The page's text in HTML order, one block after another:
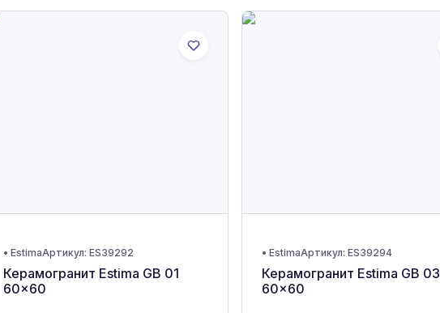
• EstimaАртикул: ES39292
Керамогранит Estima GB 01
60x60
• EstimaАртикул: ES39294
Керамогранит Estima GB 03
60x60